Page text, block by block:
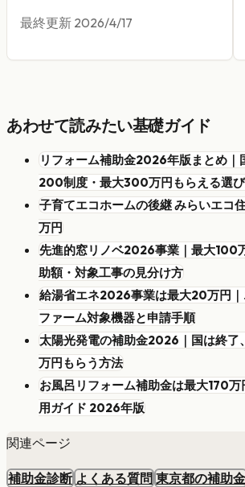
最終更新 2026/4/17
あわせて読みたい基礎ガイド
リフォーム補助金2026年版まとめ｜
200制度・最大300万円もらえる選
子育てエコホームの後継 みらいエコ
万円
先進的窓リノベ2026事業｜最大100
助額・対象工事の見分け方
給湯省エネ2026事業は最大20万円
ファーム対象機器と申請手順
太陽光発電の補助金2026｜国は終
万円もらう方法
お風呂リフォーム補助金は最大170
用ガイド 2026年版
関連ページ
補助金診断 よくある質問 東京都の補助金